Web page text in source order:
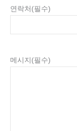
연락처 (필수)
메시지 (필수)